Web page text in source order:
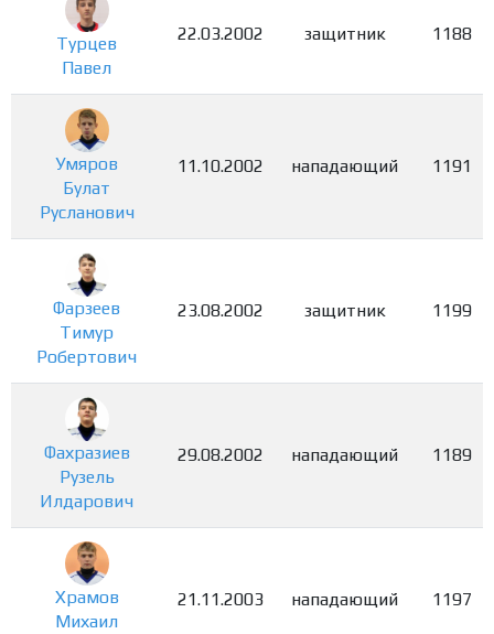
Турцев
Павел
22.03.2002 защитник 1188
Умяров
Булат
Русланович
11.10.2002 нападающий 1191
Фарзеев
Тимур
Робертович
23.08.2002 защитник 1199
Фахразиев
Рузель
Илдарович
29.08.2002 нападающий 1189
Храмов
Михаил
21.11.2003 нападающий 1197